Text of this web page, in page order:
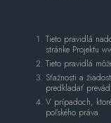
Tieto pravidlá
stránke Projektu
Tieto pravidlá
Sťažnosti a
predkladať
V prípadoch,
poľského práva.